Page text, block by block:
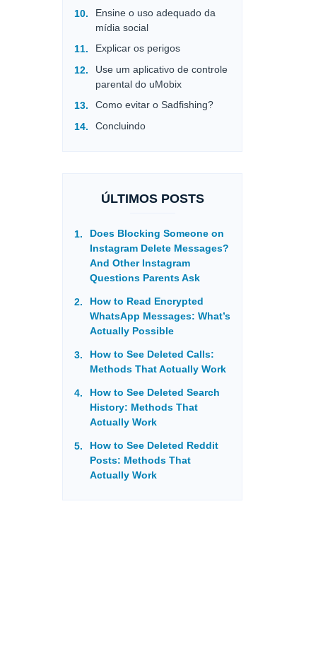
Ensine o uso adequado da
mídia social
Explicar os perigos
Use um aplicativo de controle
parental do uMobix
Como evitar o Sadfishing?
Concluindo
ÚLTIMOS POSTS
Does Blocking Someone on
Instagram Delete Messages?
And Other Instagram
Questions Parents Ask
How to Read Encrypted
WhatsApp Messages: What’s
Actually Possible
How to See Deleted Calls:
Methods That Actually Work
How to See Deleted Search
History: Methods That
Actually Work
How to See Deleted Reddit
Posts: Methods That
Actually Work